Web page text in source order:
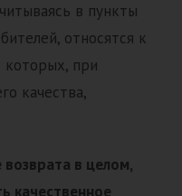
в пункты
относятся к
которых, при
качества,
в целом,
качественное